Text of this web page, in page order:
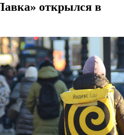
открылся в